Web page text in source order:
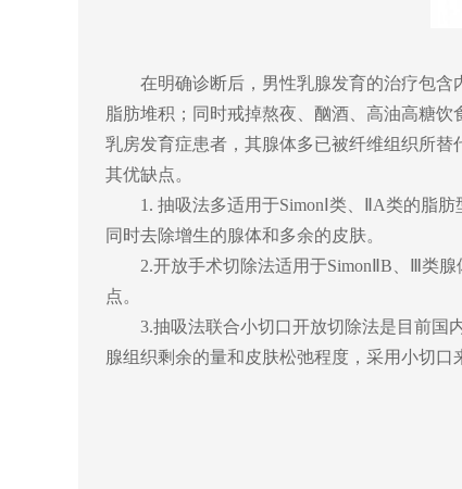
在明确诊断后，男性乳腺发育的治疗包含
脂肪堆积；同时戒掉熬夜、酗酒、高油高糖饮
乳房发育症患者，其腺体多已被纤维组织所替
其优缺点。
1. 抽吸法多适用于Simon 类、 A类的脂肪
同时去除增生的腺体和多余的皮肤。
2.开放手术切除法适用于Simon B
类腺
点。
3.抽吸法联合小切口开放切除法是目前国
腺组织剩余的量和皮肤松弛程度，采用小切